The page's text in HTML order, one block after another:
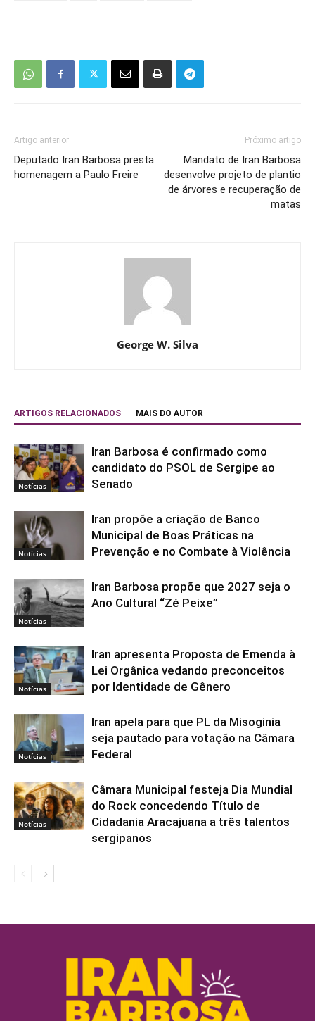
Artigo anterior
Deputado Iran Barbosa presta
homenagem a Paulo Freire
Próximo artigo
Mandato de Iran Barbosa
desenvolve projeto de plantio
de árvores e recuperação de
matas
George W. Silva
ARTIGOS RELACIONADOS MAIS DO AUTOR
Notícias
Iran Barbosa é confirmado como
candidato do PSOL de Sergipe ao
Senado
Notícias
Iran propõe a criação de Banco
Municipal de Boas Práticas na
Prevenção e no Combate à Violência
Notícias
Iran Barbosa propõe que 2027 seja o
Ano Cultural “Zé Peixe”
Notícias
Iran apresenta Proposta de Emenda à
Lei Orgânica vedando preconceitos
por Identidade de Gênero
Notícias
Iran apela para que PL da Misoginia
seja pautado para votação na Câmara
Federal
Notícias
Câmara Municipal festeja Dia Mundial
do Rock concedendo Título de
Cidadania Aracajuana a três talentos
sergipanos